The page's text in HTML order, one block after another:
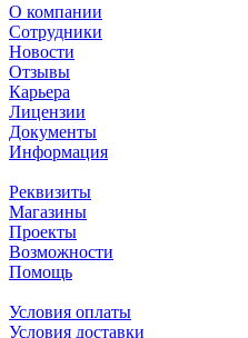
О компании
Сотрудники
Новости
Отзывы
Карьера
Лицензии
Документы
Информация
Реквизиты
Магазины
Проекты
Возможности
Помощь
Условия оплаты
Условия доставки